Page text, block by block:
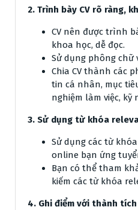
2. Trình bày CV rõ ràng,
CV nên được trình
khoa học, dễ đọc.
Sử dụng phông chữ
Chia CV thành các
tin cá nhân, mục
nghiệm làm việc, kỹ
3. Sử dụng từ khóa
Sử dụng các từ
online bạn ứng
Bạn có thể tham
kiếm các từ khóa
4. Ghi điểm với thành